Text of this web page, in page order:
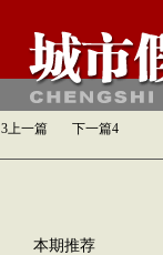
3上一篇 下一篇4
本期推荐